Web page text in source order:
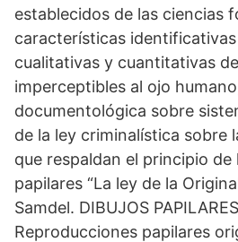
establecidos de las ciencias
características
cualitativas y cuantitativas
imperceptibles al ojo
documentológica sobre
de la ley criminalística sobre
que respaldan el principio de
papilares “La ley de la
Samdel. DIBUJOS
Reproducciones papilares